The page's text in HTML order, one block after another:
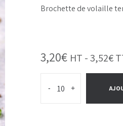
Brochette de volaille
3,20€ HT -3,52€
- +